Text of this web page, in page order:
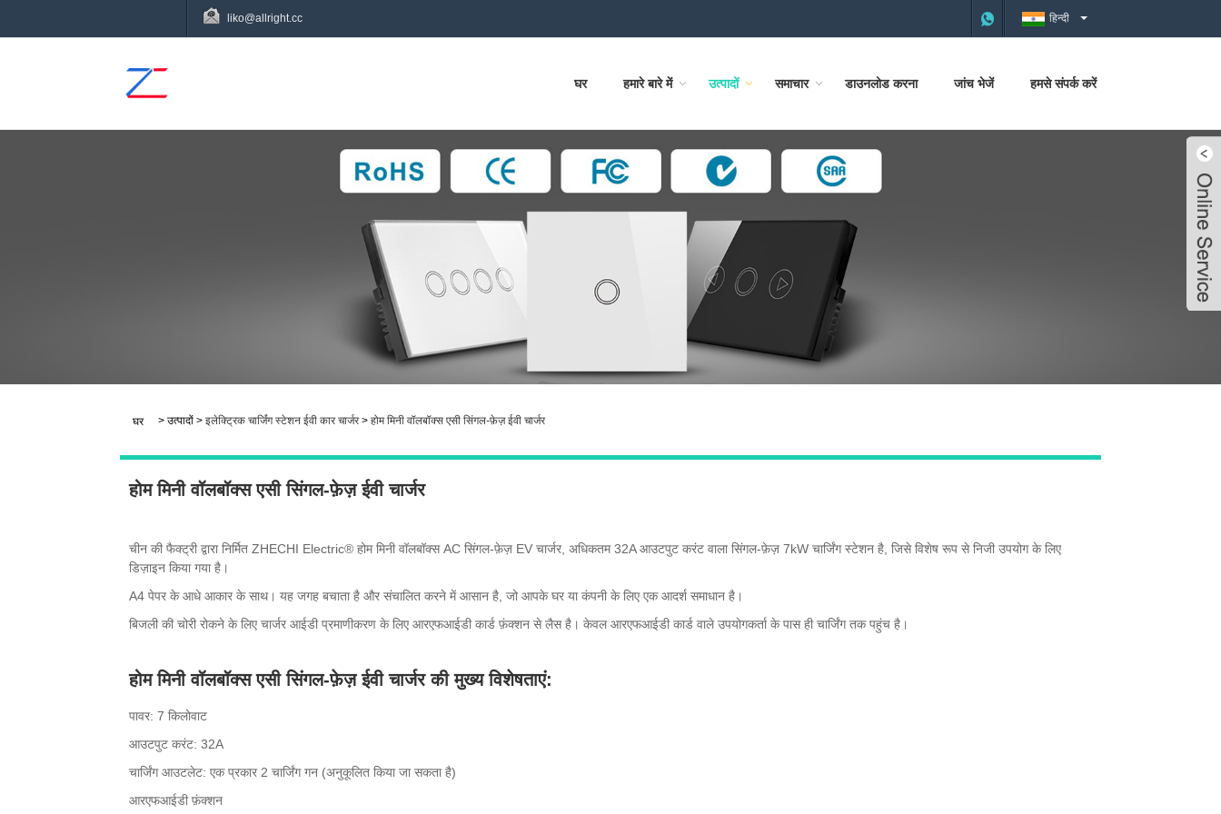
liko@allright.cc हिन्दी
घर हमारे बारे में उत्पादों समाचार डाउनलोड करना जांच भेजें हमसे संपर्क करें
घर > उत्पादों > इलेक्ट्रिक चार्जिंग स्टेशन ईवी कार चार्जर> होम मिनी वॉलबॉक्स एसी सिंगल-फ़ेज़ ईवी चार्जर
होम मिनी वॉलबॉक्स एसी सिंगल-फ़ेज़ ईवी चार्जर
चीन की फैक्ट्री द्वारा निर्मित ZHECHI Electric® होम मिनी वॉलबॉक्स AC सिंगल-फ़ेज़ EV चार्जर, अधिकतम 32A आउटपुट करंट वाला सिंगल-फ़ेज़ 7kW चार्जिंग स्टेशन है, जिसे विशेष रूप से निजी उपयोग के लिए
डिज़ाइन किया गया है।
A4 पेपर के आधे आकार के साथ। यह जगह बचाता है और संचालित करने में आसान है, जो आपके घर या कंपनी के लिए एक आदर्श समाधान है।
बिजली की चोरी रोकने के लिए चार्जर आईडी प्रमाणीकरण के लिए आरएफआईडी कार्ड फ़ंक्शन से लैस है। केवल आरएफआईडी कार्ड वाले उपयोगकर्ता के पास ही चार्जिंग तक पहुंच है।
होम मिनी वॉलबॉक्स एसी सिंगल-फ़ेज़ ईवी चार्जर की मुख्य विशेषताएं:
पावर: 7 किलोवाट
आउटपुट करंट: 32A
चार्जिंग आउटलेट: एक प्रकार 2 चार्जिंग गन (अनुकूलित किया जा सकता है)
आरएफआईडी फ़ंक्शन